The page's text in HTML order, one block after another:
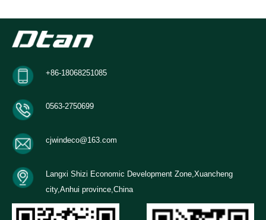
找不到任何内容
+86-18068251085
0563-2750699
cjwindeco@163.com
Langxi Shizi Economic Development Zone,Xuancheng
city,Anhui province,China